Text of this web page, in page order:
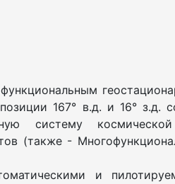
167° в.д. и 16° з.д.
систему
(также -
и